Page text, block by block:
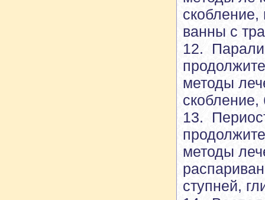
ванны с
12.
методы
скобление,
13.
методы
ступней,